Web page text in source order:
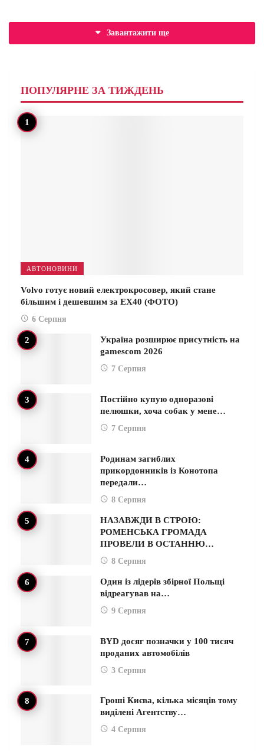
Завантажити ще
ПОПУЛЯРНЕ ЗА ТИЖДЕНЬ
АВТОНОВИНИ
Volvo готує новий електрокросовер, який стане
більшим і дешевшим за EX40 (ФОТО)
6 Серпня
Україна розширює присутність на
gamescom 2026
7 Серпня
Постійно купую одноразові
пелюшки, хоча собак у мене…
7 Серпня
Родинам загиблих
прикордонників із Конотопа
передали…
8 Серпня
НАЗАВЖДИ В СТРОЮ:
РОМЕНСЬКА ГРОМАДА
ПРОВЕЛИ В ОСТАННЮ…
8 Серпня
Один із лідерів збірної Польщі
відреагував на…
9 Серпня
BYD досяг позначки у 100 тисяч
проданих автомобілів
3 Серпня
Гроші Києва, кілька місяців тому
виділені Агентству…
4 Серпня